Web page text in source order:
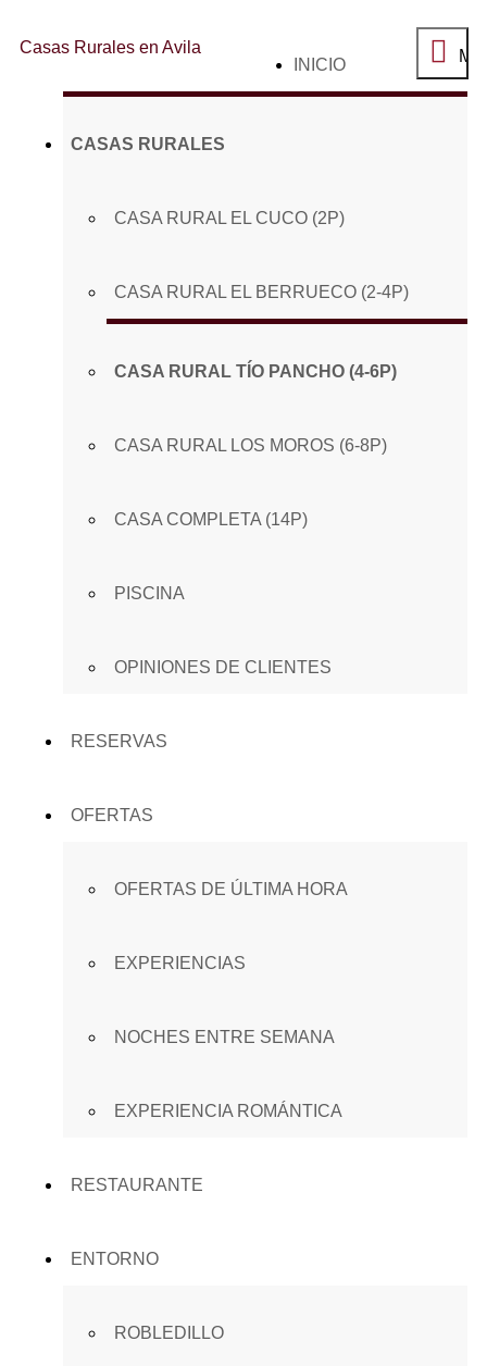
Casas Rurales en Avila
principal
INICIO
CASAS RURALES
CASA RURAL EL CUCO (2P)
CASA RURAL EL BERRUECO (2-4P)
CASA RURAL TÍO PANCHO (4-6P)
CASA RURAL LOS MOROS (6-8P)
CASA COMPLETA (14P)
PISCINA
OPINIONES DE CLIENTES
RESERVAS
OFERTAS
OFERTAS DE ÚLTIMA HORA
EXPERIENCIAS
NOCHES ENTRE SEMANA
EXPERIENCIA ROMÁNTICA
RESTAURANTE
ENTORNO
ROBLEDILLO